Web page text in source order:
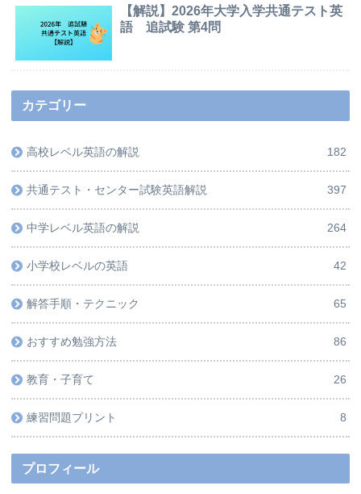
【解説】2026年大学入学共通テスト英
語 追試験 第4問
カテゴリー
高校レベル英語の解説 182
共通テスト・センター試験英語解説 397
中学レベル英語の解説 264
小学校レベルの英語 42
解答手順・テクニック 65
おすすめ勉強方法 86
教育・子育て 26
練習問題プリント 8
プロフィール